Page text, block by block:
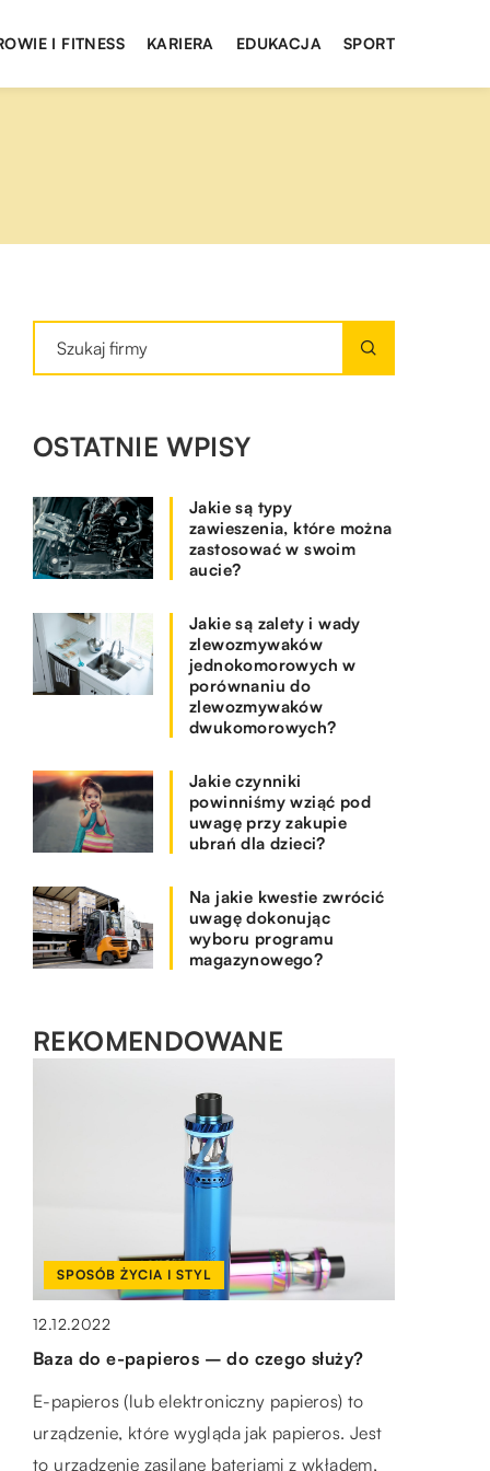
I FITNESS KARIERA EDUKACJA SPORT
OSTATNIE WPISY
Jakie są typy
zawieszenia, które można
zastosować w swoim
aucie?
Jakie są zalety i wady
zlewozmywaków
jednokomorowych w
porównaniu do
zlewozmywaków
dwukomorowych?
Jakie czynniki
powinniśmy wziąć pod
uwagę przy zakupie
ubrań dla dzieci?
Na jakie kwestie zwrócić
uwagę dokonując
wyboru programu
magazynowego?
REKOMENDOWANE
ZDROWIE
10.12.2021
Dlaczego CBD ma pozytywny wpływ na
organizm?
Olejki CBD są coraz bardziej popularne. Jest
to wynikiem ich pozytywnego wpływu na
SPOSÓB ŻYCIA I STYL
12.12.2022
Baza do e-papieros – do czego służy?
E-papieros (lub elektroniczny papieros) to
urządzenie, które wygląda jak papieros. Jest
to urządzenie zasilane bateriami z wkładem,
SPOSÓB ŻYCIA I STYL
11.09.2022
Z jakich materiałów powinna być uszyta
sukienka komunijna dla dziewczynki?
Wybierając sukienkę komunijną dla
dziewczynki, można wziąć pod uwagę